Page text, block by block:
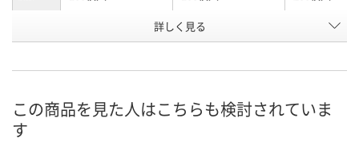
L判
号
お届け日
詳しく見る
この商品を見た人はこちらも検討されていま
す